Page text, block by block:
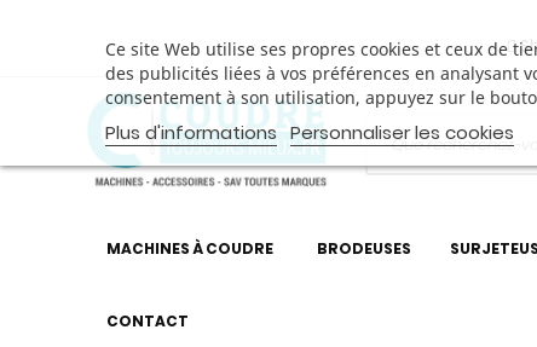
Ce site Web utilise ses propres cookies et ceux de
des publicités liées à vos préférences en analysant
consentement à son utilisation, appuyez sur le
Plus d'informations Personnaliser les cookies
MACHINES À COUDRE BRODEUSES
CONTACT